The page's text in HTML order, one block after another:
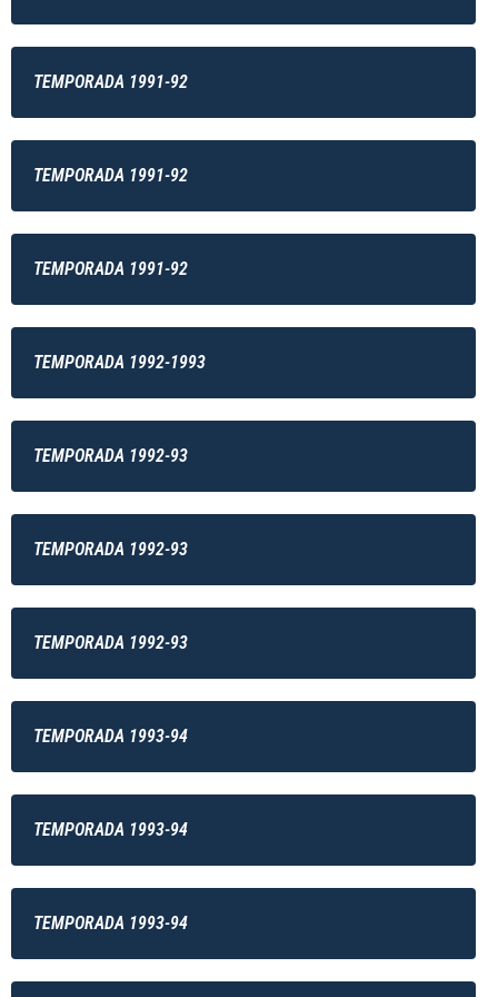
TEMPORADA 1991-92
TEMPORADA 1991-92
TEMPORADA 1991-92
TEMPORADA 1992-1993
TEMPORADA 1992-93
TEMPORADA 1992-93
TEMPORADA 1992-93
TEMPORADA 1993-94
TEMPORADA 1993-94
TEMPORADA 1993-94